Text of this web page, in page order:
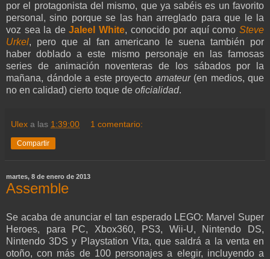
por el protagonista del mismo, que ya sabéis es un favorito
personal, sino porque se las han arreglado para que le la
voz sea la deJaleel White, conocido por aquí comoSteve
Urkel, pero que al fan americano le suena también por
haber doblado a este mismo personaje en las famosas
series de animación noventeras de los sábados por la
mañana, dándole a este proyecto amateur (en medios, que
no en calidad) cierto toque de oficialidad.
Ulex a las 1:39:00 1 comentario:
Compartir
martes, 8 de enero de 2013
Assemble
Se acaba de anunciar el tan esperado LEGO: Marvel Super
Heroes, para PC, Xbox360, PS3, Wii-U, Nintendo DS,
Nintendo 3DS y Playstation Vita, que saldrá a la venta en
otoño, con más de 100 personajes a elegir, incluyendo a